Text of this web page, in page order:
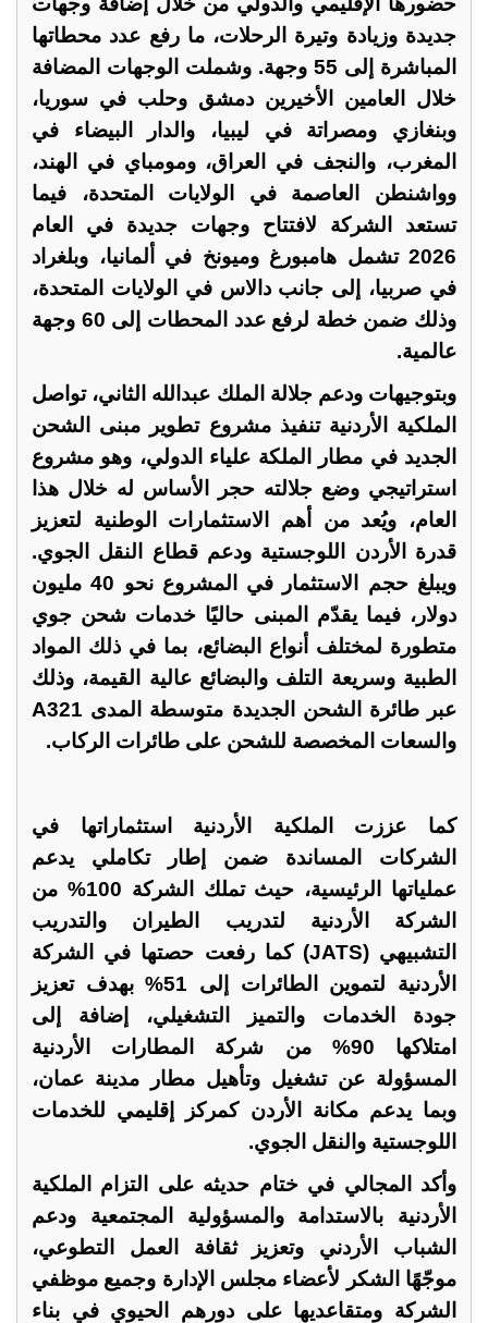
جديدة وزيادة وتيرة الرحلات، ما رفع عدد محطاتها
المباشرة إلى 55 وجهة. وشملت الوجهات المضافة
خلال العامين الأخيرين دمشق وحلب في سوريا،
وبنغازي ومصراتة في ليبيا، والدار البيضاء في
المغرب، والنجف في العراق، ومومباي في الهند،
وواشنطن العاصمة في الولايات المتحدة، فيما
تستعد الشركة لافتتاح وجهات جديدة في العام
2026 تشمل هامبورغ وميونخ في ألمانيا، وبلغراد
في صربيا، إلى جانب دالاس في الولايات المتحدة،
وذلك ضمن خطة لرفع عدد المحطات إلى 60 وجهة
عالمية.
وبتوجيهات ودعم جلالة الملك عبدالله الثاني، تواصل
الملكية الأردنية تنفيذ مشروع تطوير مبنى الشحن
الجديد في مطار الملكة علياء الدولي، وهو مشروع
استراتيجي وضع جلالته حجر الأساس له خلال هذا
العام، ويُعد من أهم الاستثمارات الوطنية لتعزيز
قدرة الأردن اللوجستية ودعم قطاع النقل الجوي.
ويبلغ حجم الاستثمار في المشروع نحو 40 مليون
دولار، فيما يقدّم المبنى حاليًا خدمات شحن جوي
متطورة لمختلف أنواع البضائع، بما في ذلك المواد
الطبية وسريعة التلف والبضائع عالية القيمة، وذلك
عبر طائرة الشحن الجديدة متوسطة المدى A321
والسعات المخصصة للشحن على طائرات الركاب.
كما عززت الملكية الأردنية استثماراتها في
الشركات المساندة ضمن إطار تكاملي يدعم
عملياتها الرئيسية، حيث تملك الشركة 100% من
الشركة الأردنية لتدريب الطيران والتدريب
التشبيهي (JATS) كما رفعت حصتها في الشركة
الأردنية لتموين الطائرات إلى 51% بهدف تعزيز
جودة الخدمات والتميز التشغيلي، إضافة إلى
امتلاكها 90% من شركة المطارات الأردنية
المسؤولة عن تشغيل وتأهيل مطار مدينة عمان،
وبما يدعم مكانة الأردن كمركز إقليمي للخدمات
اللوجستية والنقل الجوي.
وأكد المجالي في ختام حديثه على التزام الملكية
الأردنية بالاستدامة والمسؤولية المجتمعية ودعم
الشباب الأردني وتعزيز ثقافة العمل التطوعي،
موجّهًا الشكر لأعضاء مجلس الإدارة وجميع موظفي
الشركة ومتقاعديها على دورهم الحيوي في بناء